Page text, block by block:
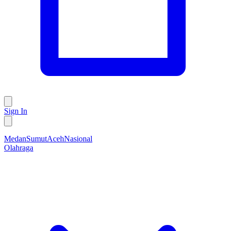
Sign In
MedanSumutAcehNasional
Olahraga